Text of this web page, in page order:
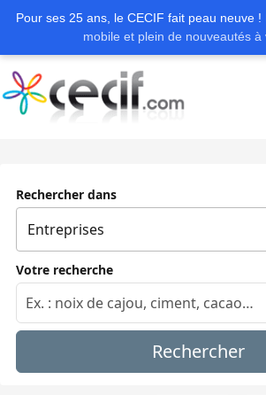
Pour ses 25 ans, le CECIF fait peau neuve !
mobile et plein de nouveautés à
Rechercher dans
Votre recherche
Rechercher